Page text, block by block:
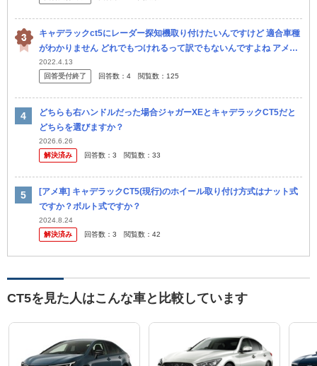
キャデラックct5にレーダー探知機取り付けたいんですけど 適合車種
がわかりません どれでもつけれるって訳でもないんですよね アメ車
に大丈夫でおすすめなレーダー教えて欲しいです
2022.4.13
回答受付終了
回答数： 4 閲覧数： 125
どちらも右ハンドルだった場合ジャガーXEとキャデラックCT5だと
どちらを選びますか？
2026.6.26
解決済み
回答数： 3 閲覧数： 33
[アメ車] キャデラックCT5(現行)のホイール取り付け方式はナット式
ですか？ボルト式ですか？
2024.8.24
解決済み
回答数： 3 閲覧数： 42
CT5を見た人はこんな車と比較しています